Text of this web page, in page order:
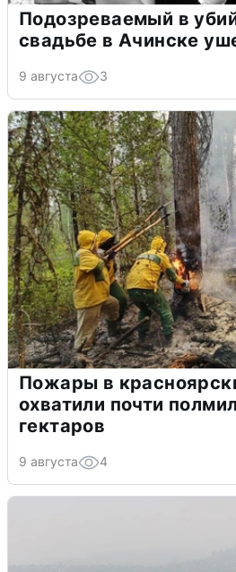
Подозреваемый в
свадьбе в Ачинске
9 августа 3
Пожары в
охватили почти
гектаров
9 августа 4